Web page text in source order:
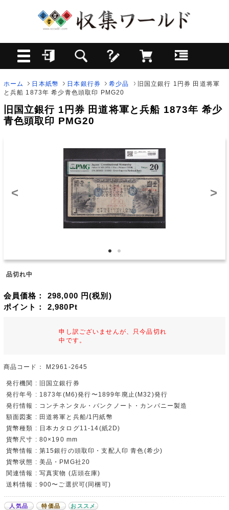
ホーム 日本紙幣 日本銀行券 希少品
旧国立銀行 1円券 田道将軍
と兵船 1873年 希少青色頭取印 PMG20
旧国立銀行 1円券 田道将軍と兵船 1873年 希少
青色頭取印 PMG20
< >
品切れ中
会員価格： 298,000 円(税別)
ポイント： 2,980Pt
申し訳ございませんが、只今品切れ
中です。
商品コード： M2961-2645
発行機関 : 旧国立銀行券
発行年号 : 1873年(M6)発行〜1899年廃止(M32)発行
発行情報 : コンチネンタル・バンクノート・カンパニー製造
額面図案 : 田道将軍と兵船/1円紙幣
貨幣種類 : 日本カタログ11-14(紙2D)
貨幣尺寸 : 80×190 mm
貨幣情報 : 第15銀行の頭取印・支配人印 青色(希少)
貨幣状態 : 美品・PMG社20
関連情報 : 写真実物 (店頭在庫)
送料情報 : 900〜ご選択可(同梱可)
人気品 特価品 おススメ